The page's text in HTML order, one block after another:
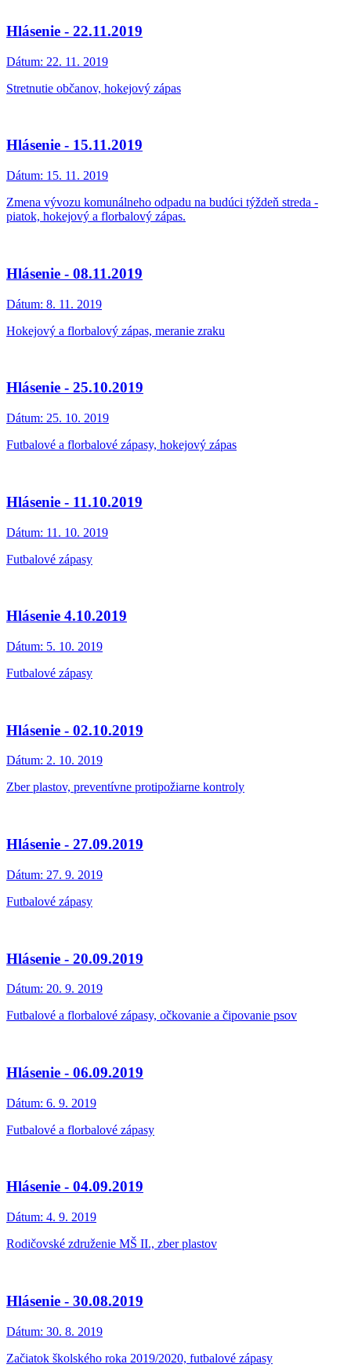
Hlásenie - 22.11.2019
Dátum: 22. 11. 2019
Stretnutie občanov, hokejový zápas
Hlásenie - 15.11.2019
Dátum: 15. 11. 2019
Zmena vývozu komunálneho odpadu na budúci týždeň streda -
piatok, hokejový a florbalový zápas.
Hlásenie - 08.11.2019
Dátum: 8. 11. 2019
Hokejový a florbalový zápas, meranie zraku
Hlásenie - 25.10.2019
Dátum: 25. 10. 2019
Futbalové a florbalové zápasy, hokejový zápas
Hlásenie - 11.10.2019
Dátum: 11. 10. 2019
Futbalové zápasy
Hlásenie 4.10.2019
Dátum: 5. 10. 2019
Futbalové zápasy
Hlásenie - 02.10.2019
Dátum: 2. 10. 2019
Zber plastov, preventívne protipožiarne kontroly
Hlásenie - 27.09.2019
Dátum: 27. 9. 2019
Futbalové zápasy
Hlásenie - 20.09.2019
Dátum: 20. 9. 2019
Futbalové a florbalové zápasy, očkovanie a čipovanie psov
Hlásenie - 06.09.2019
Dátum: 6. 9. 2019
Futbalové a florbalové zápasy
Hlásenie - 04.09.2019
Dátum: 4. 9. 2019
Rodičovské združenie MŠ II., zber plastov
Hlásenie - 30.08.2019
Dátum: 30. 8. 2019
Začiatok školského roka 2019/2020, futbalové zápasy